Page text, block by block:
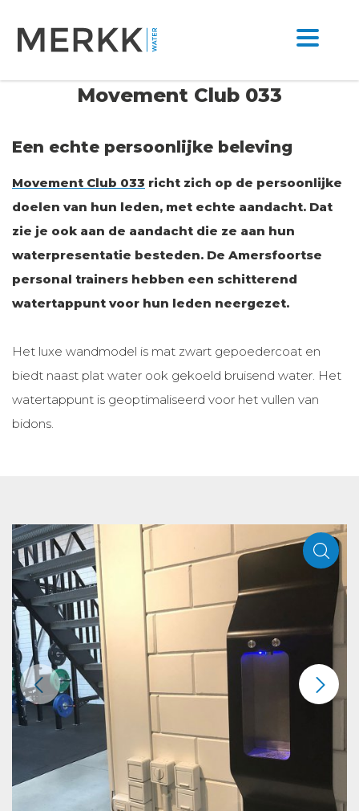
Movement Club 033
Een echte persoonlijke beleving
Movement Club 033 richt zich op de persoonlijke
doelen van hun leden, met echte aandacht. Dat
zie je ook aan de aandacht die ze aan hun
waterpresentatie besteden. De Amersfoortse
personal trainers hebben een schitterend
watertappunt voor hun leden neergezet.
Het luxe wandmodel is mat zwart gepoedercoat en
biedt naast plat water ook gekoeld bruisend water. Het
watertappunt is geoptimaliseerd voor het vullen van
bidons.